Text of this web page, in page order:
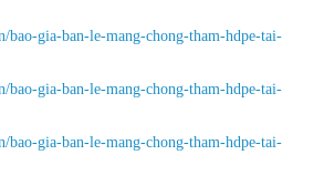
bao-gia-ban-le-mang-chong-tham-hdpe-tai-
bao-gia-ban-le-mang-chong-tham-hdpe-tai-
bao-gia-ban-le-mang-chong-tham-hdpe-tai-